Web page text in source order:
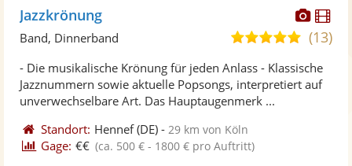
Fotos
Jazzkrönung
5,0
5
(13)
Band, Dinnerband
- Die musikalische Krönung für jeden Anlass - Klassische
Jazznummern sowie aktuelle Popsongs, interpretiert auf
unverwechselbare Art. Das Hauptaugenmerk ...
Standort: Hennef(DE) - 29 km von Köln
Gage: €€ (ca. 500 € - 1800 € pro Auftritt)